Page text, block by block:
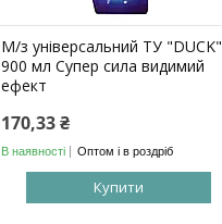
М/з універсальний ТУ "DUCK"
900 мл Супер сила видимий
ефект
170,33 ₴
В наявності Оптом і в роздріб
Купити